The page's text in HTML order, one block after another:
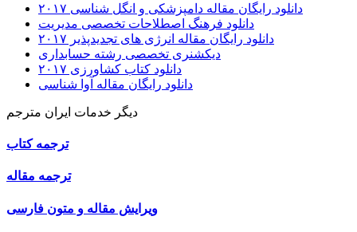
دانلود رایگان مقاله دامپزشکی و انگل شناسی ۲۰۱۷
دانلود فرهنگ اصطلاحات تخصصی مدیریت
دانلود رایگان مقاله انرژی های تجدیدپذیر ۲۰۱۷
دیکشنری تخصصی رشته حسابداری
دانلود کتاب کشاورزی ۲۰۱۷
دانلود رایگان مقاله آوا شناسی
دیگر خدمات ایران مترجم
ترجمه کتاب
ترجمه مقاله
ویرایش مقاله و متون فارسی